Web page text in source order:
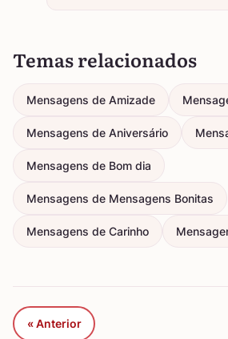
Temas relacionados
Mensagens de Amizade
Mensagens de Aniversário
Mensagens de Bom dia
Mensagens de Mensagens Bonitas
Mensagens de Carinho
« Anterior